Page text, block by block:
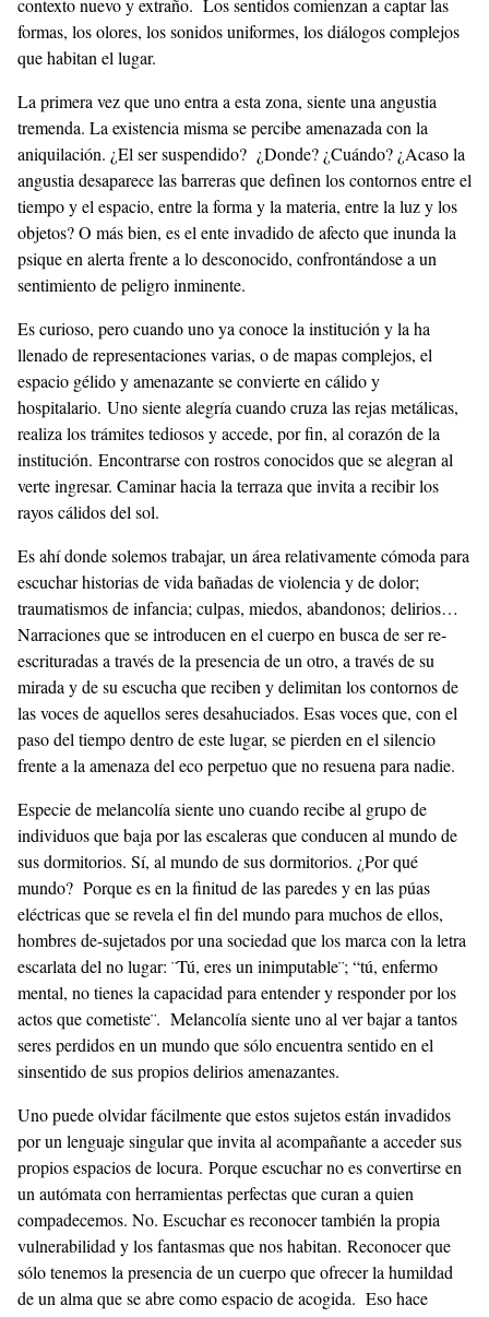
contexto nuevo y extraño. Los sentidos comienzan a captar las
formas, los olores, los sonidos uniformes, los diálogos complejos
que habitan el lugar.
La primera vez que uno entra a esta zona, siente una angustia
tremenda. La existencia misma se percibe amenazada con la
aniquilación. ¿El ser suspendido? ¿Donde? ¿Cuándo? ¿Acaso la
angustia desaparece las barreras que definen los contornos entre el
tiempo y el espacio, entre la forma y la materia, entre la luz y los
objetos? O más bien, es el ente invadido de afecto que inunda la
psique en alerta frente a lo desconocido, confrontándose a un
sentimiento de peligro inminente.
Es curioso, pero cuando uno ya conoce la institución y la ha
llenado de representaciones varias, o de mapas complejos, el
espacio gélido y amenazante se convierte en cálido y
hospitalario. Uno siente alegría cuando cruza las rejas metálicas,
realiza los trámites tediosos y accede, por fin, al corazón de la
institución. Encontrarse con rostros conocidos que se alegran al
verte ingresar. Caminar hacia la terraza que invita a recibir los
rayos cálidos del sol.
Es ahí donde solemos trabajar, un área relativamente cómoda para
escuchar historias de vida bañadas de violencia y de dolor;
traumatismos de infancia; culpas, miedos, abandonos; delirios…
Narraciones que se introducen en el cuerpo en busca de ser re-
escrituradas a través de la presencia de un otro, a través de su
mirada y de su escucha que reciben y delimitan los contornos de
las voces de aquellos seres desahuciados. Esas voces que, con el
paso del tiempo dentro de este lugar, se pierden en el silencio
frente a la amenaza del eco perpetuo que no resuena para nadie.
Especie de melancolía siente uno cuando recibe al grupo de
individuos que baja por las escaleras que conducen al mundo de
sus dormitorios. Sí, al mundo de sus dormitorios. ¿Por qué
mundo? Porque es en la finitud de las paredes y en las púas
eléctricas que se revela el fin del mundo para muchos de ellos,
hombres de-sujetados por una sociedad que los marca con la letra
escarlata del no lugar: ¨Tú, eres un inimputable¨; “tú, enfermo
mental, no tienes la capacidad para entender y responder por los
actos que cometiste¨. Melancolía siente uno al ver bajar a tantos
seres perdidos en un mundo que sólo encuentra sentido en el
sinsentido de sus propios delirios amenazantes.
Uno puede olvidar fácilmente que estos sujetos están invadidos
por un lenguaje singular que invita al acompañante a acceder sus
propios espacios de locura. Porque escuchar no es convertirse en
un autómata con herramientas perfectas que curan a quien
compadecemos. No. Escuchar es reconocer también la propia
vulnerabilidad y los fantasmas que nos habitan. Reconocer que
sólo tenemos la presencia de un cuerpo que ofrecer la humildad
de un alma que se abre como espacio de acogida. Eso hace